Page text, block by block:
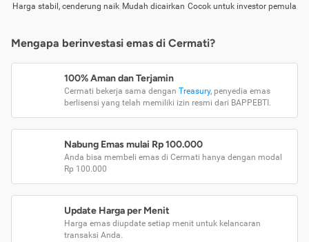
Harga stabil, cenderung naik Mudah dicairkan Cocok untuk investor pemula
Mengapa berinvestasi emas di Cermati?
100% Aman dan Terjamin
Cermati bekerja sama dengan Treasury, penyedia emas
berlisensi yang telah memiliki izin resmi dari BAPPEBTI.
Nabung Emas mulai Rp 100.000
Anda bisa membeli emas di Cermati hanya dengan modal
Rp 100.000
Update Harga per Menit
Harga emas diupdate setiap menit untuk kelancaran
transaksi Anda.